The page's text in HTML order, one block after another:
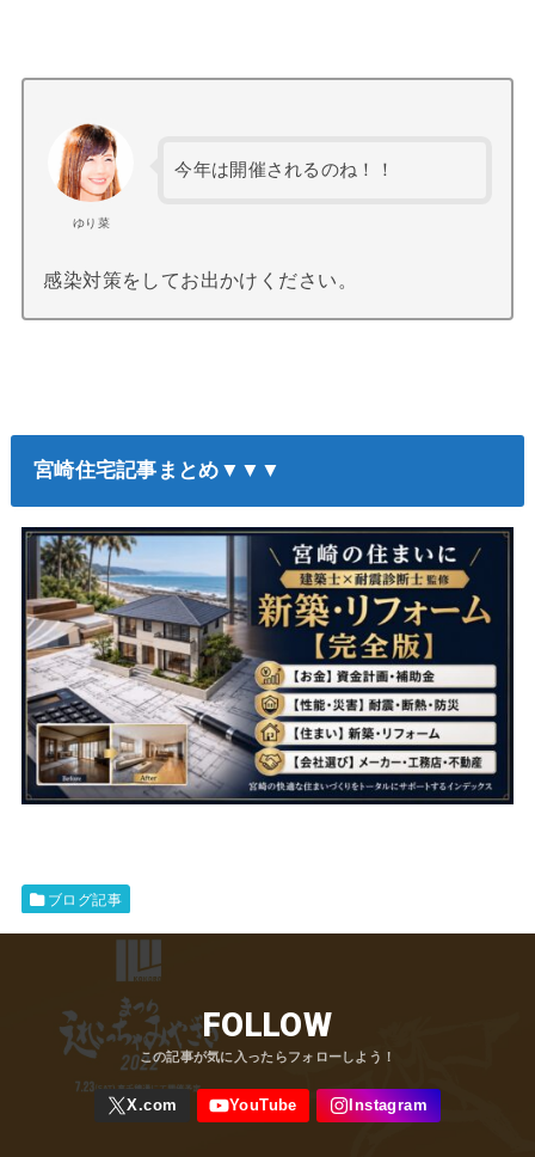
ゆり菜
今年は開催されるのね！！
感染対策をしてお出かけください。
宮崎住宅記事まとめ▼▼▼
ブログ記事
FOLLOW